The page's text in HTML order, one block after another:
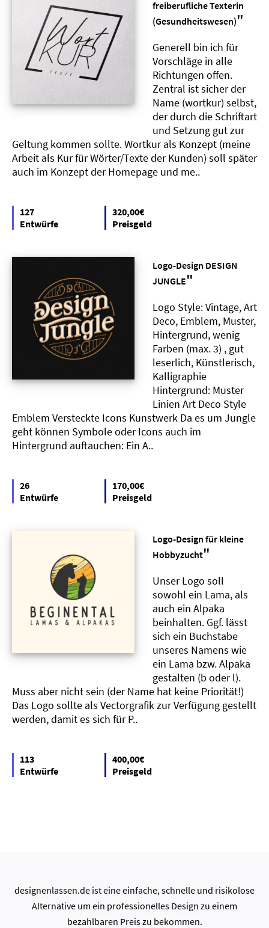
freiberufliche Texterin
(Gesundheitswesen)"
Generell bin ich für
Vorschläge in alle
Richtungen offen.
Zentral ist sicher der
Name (wortkur) selbst,
der durch die Schriftart
und Setzung gut zur
Geltung kommen sollte. Wortkur als Konzept (meine
Arbeit als Kur für Wörter/Texte der Kunden) soll später
auch im Konzept der Homepage und me..
127
Entwürfe
320,00€
Preisgeld
Logo-Design DESIGN
JUNGLE"
Logo Style: Vintage, Art
Deco, Emblem, Muster,
Hintergrund, wenig
Farben (max. 3) , gut
leserlich, Künstlerisch,
Kalligraphie
Hintergrund: Muster
Linien Art Deco Style
Emblem Versteckte Icons Kunstwerk Da es um Jungle
geht können Symbole oder Icons auch im
Hintergrund auftauchen: Ein A..
26
Entwürfe
170,00€
Preisgeld
Logo-Design für kleine
Hobbyzucht"
Unser Logo soll
sowohl ein Lama, als
auch ein Alpaka
beinhalten. Ggf. lässt
sich ein Buchstabe
unseres Namens wie
ein Lama bzw. Alpaka
gestalten (b oder l).
Muss aber nicht sein (der Name hat keine Priorität!)
Das Logo sollte als Vectorgrafik zur Verfügung gestellt
werden, damit es sich für P..
113
Entwürfe
400,00€
Preisgeld
designenlassen.de ist eine einfache, schnelle und risikolose
Alternative um ein professionelles Design zu einem
bezahlbaren Preis zu bekommen.